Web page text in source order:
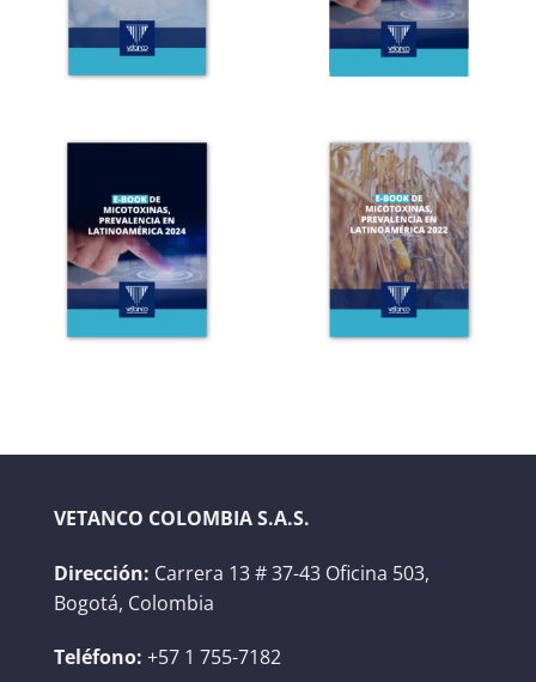
VETANCO COLOMBIA S.A.S.
Dirección: Carrera 13 # 37-43 Oficina 503,
Bogotá, Colombia
Teléfono: +57 1 755-7182